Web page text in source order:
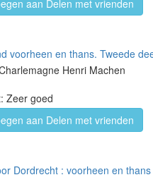
aan Delen met vrienden
voorheen en thans. Tweede
Henri Machen
Zeer goed
aan Delen met vrienden
Dordrecht : voorheen en